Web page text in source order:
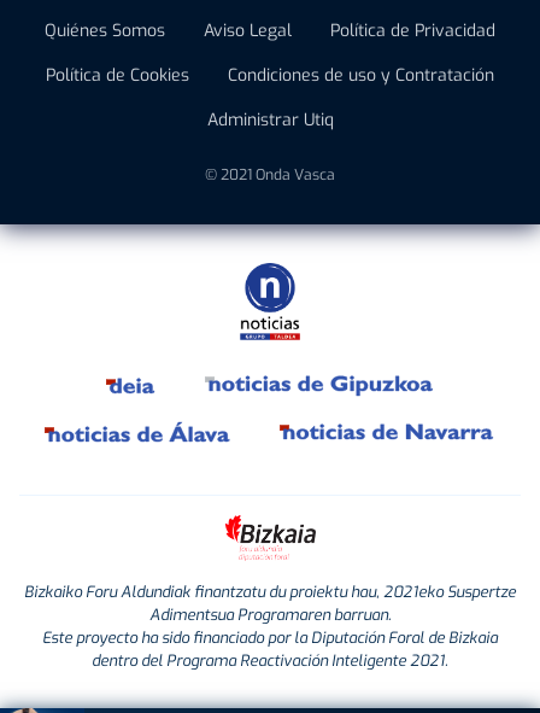
Quiénes Somos Aviso Legal
Política de Privacidad
Política de Cookies
Condiciones de uso y Contratación
Administrar Utiq
© 2021 Onda Vasca
Bizkaiko Foru Aldundiak finantzatu du proiektu hau, 2021eko Suspertze
Adimentsua Programaren barruan.
Este proyecto ha sido financiado por la Diputación Foral de Bizkaia
dentro del Programa Reactivación Inteligente 2021.